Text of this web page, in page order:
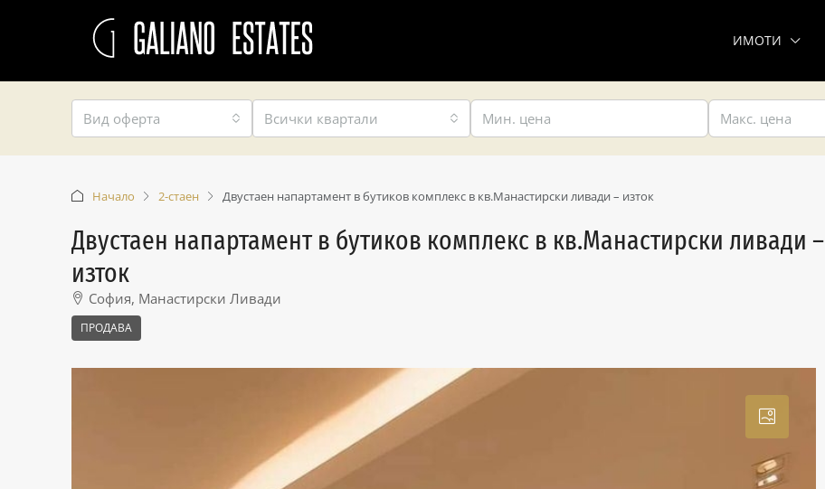
ИМОТИ
Вид оферта Всички квартали
Начало 2-стаен Двустаен напартамент в бутиков комплекс в кв.Манастирски ливади – изток
Двустаен напартамент в бутиков комплекс в кв.Манастирски ливади –
изток
София, Манастирски Ливади
ПРОДАВА